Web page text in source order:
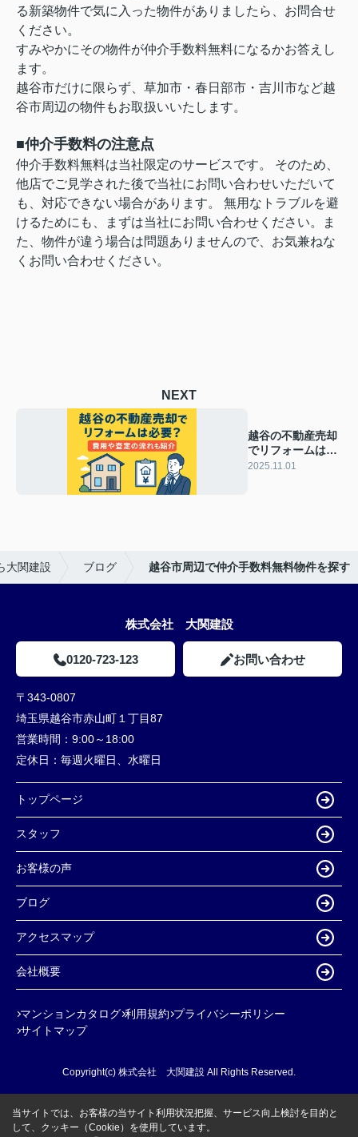
る新築物件で気に入った物件がありましたら、お問合せ
ください。
すみやかにその物件が仲介手数料無料になるかお答えし
ます。
越谷市だけに限らず、草加市・春日部市・吉川市など越
谷市周辺の物件もお取扱いいたします。
■仲介手数料の注意点
仲介手数料無料は当社限定のサービスです。 そのため、
他店でご見学された後で当社にお問い合わせいただいて
も、対応できない場合があります。 無用なトラブルを避
けるためにも、まずは当社にお問い合わせください。ま
た、物件が違う場合は問題ありませんので、お気兼ねな
くお問い合わせください。
NEXT
越谷の不動産売却
でリフォームは必
要？費用や査定の
2025.11.01
大関建設 ブログ 越谷市周辺で仲介手数料無料物件を探す
株式会社 大関建設
0120-723-123 お問い合わせ
〒343-0807
埼玉県越谷市赤山町１丁目87
営業時間： 9:00～18:00
定休日： 毎週火曜日、水曜日
トップページ
スタッフ
お客様の声
ブログ
アクセスマップ
会社概要
マンションカタログ 利用規約 プライバシーポリシー
サイトマップ
Copyright(c) 株式会社 大関建設 All Rights Reserved.
当サイトでは、お客様の当サイト利用状況把握、サービス向上検討を目的と
して、クッキー（Cookie）を使用しています。